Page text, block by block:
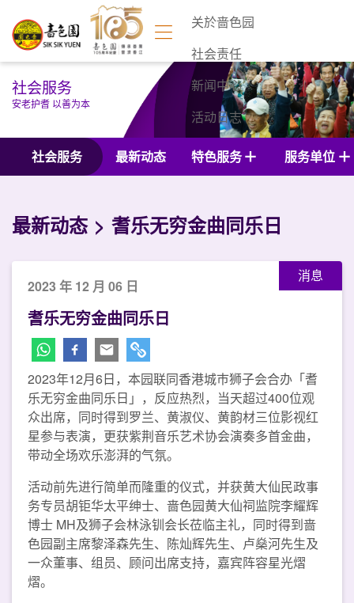
关於啬色园
社会责任
新闻中心
活动日志
联络我们
社会服务
安老护耆 以善为本
社会服务 最新动态 特色服务 服务单位
最新动态 耆乐无穷金曲同乐日
消息
2023 年 12 月 06 日
耆乐无穷金曲同乐日
2023年12月6日，本园联同香港城巿狮子会合办「耆
乐无穷金曲同乐日」，反应热烈，当天超过400位观
众出席，同时得到罗兰、黄淑仪、黄韵材三位影视红
星参与表演，更获紫荆音乐艺术协会演奏多首金曲，
带动全场欢乐澎湃的气氛。
活动前先进行简单而隆重的仪式，并获黄大仙民政事
务专员胡钜华太平绅士、啬色园黄大仙祠监院李耀辉
博士 MH及狮子会林泳钏会长莅临主礼，同时得到啬
色园副主席黎泽森先生、陈灿辉先生、卢燊河先生及
一众董事、组员、顾问出席支持，嘉宾阵容星光熠
熠。